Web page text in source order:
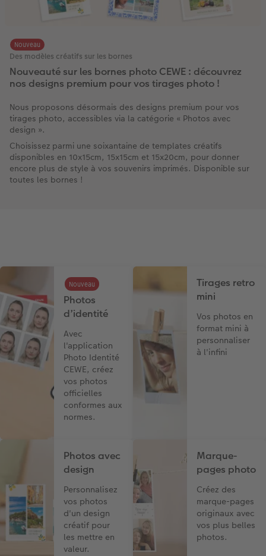
Nouveau
Des modèles créatifs sur les bornes
Nouveauté sur les bornes photo CEWE : découvrez
nos designs premium pour vos tirages photo !
Nous proposons désormais des designs premium pour vos
tirages photo, accessibles via la catégorie « Photos avec
design ».
Choisissez parmi une soixantaine de templates créatifs
disponibles en 10x15cm, 15x15cm et 15x20cm, pour donner
encore plus de style à vos souvenirs imprimés. Disponible sur
toutes les bornes !
Photos
d’identité
Avec
l'application
Photo Identité
CEWE, créez
vos photos
officielles
conformes aux
normes.
Nouveau
Tirages retro
mini
Vos photos en
format mini à
personnaliser
à l'infini
Photos avec
design
Personnalisez
vos photos
d'un design
créatif pour
les mettre en
valeur.
Marque-
pages photo
Créez des
marque-pages
originaux avec
vos plus belles
photos.